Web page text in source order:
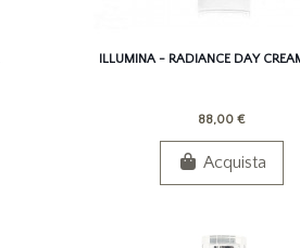
ILLUMINA - RADIANCE DAY
88,00 €
Acquista